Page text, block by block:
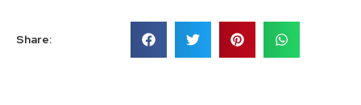
Share: